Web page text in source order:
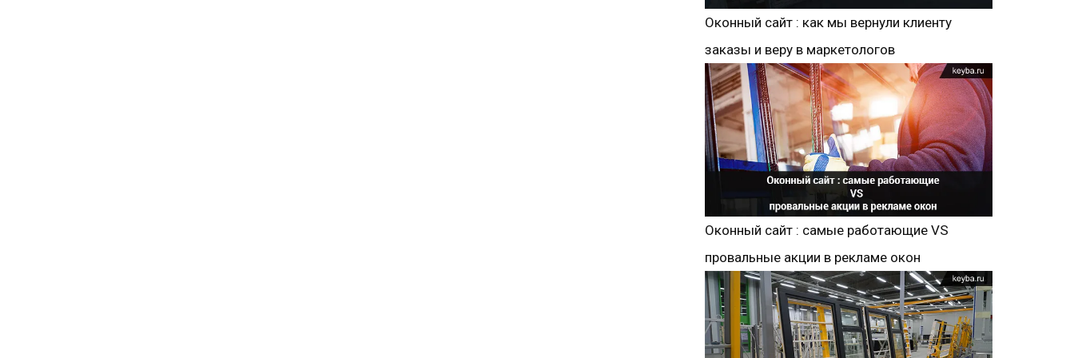
Оконный сайт : как мы вернули клиенту
заказы и веру в маркетологов
Оконный сайт : самые работающие VS
провальные акции в рекламе окон